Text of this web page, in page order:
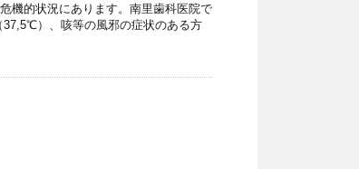
機的状況にあります。南里歯科医院で
）、咳等の風邪の症状のある方